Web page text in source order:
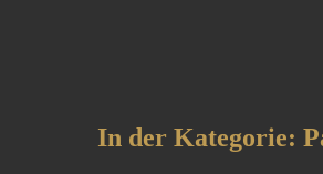
In der Kategorie: